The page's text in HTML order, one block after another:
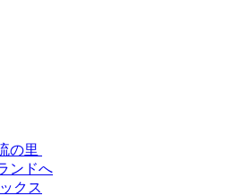
の里
ンドへ
クス